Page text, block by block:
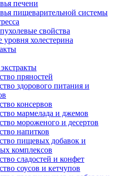
печени
пищеварительной системы
свойства
холестерина
пряностей
здорового питания и
консервов
мармелада и джемов
мороженого и десертов
напитков
пищевых добавок и
комплексов
сладостей и конфет
соусов и кетчупов